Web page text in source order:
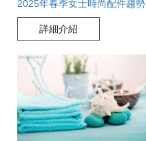
2025年春季女士時尚配件趨勢
詳細介紹